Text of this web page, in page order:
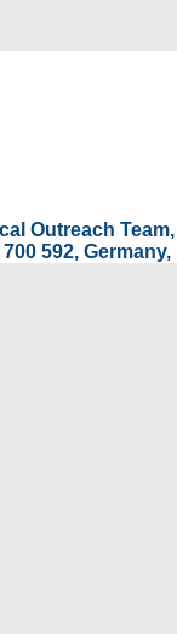
Outreach
592, Germany,